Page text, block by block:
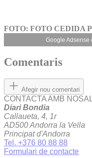
FOTO: FOTO CEDIDA
Google Adsense
Comentaris
Afegir nou comentari
CONTACTA AMB
Diari Bondia
Callaueta, 4, 1r
AD500 Andorra la Vella
Principat d'Andorra
Tel. +376 80 88 88
Formulari de contacte